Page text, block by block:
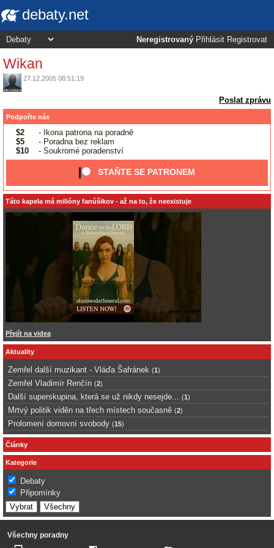
debaty.net
Neregistrovaný Přihlásit Registrovat
Wikan
27.12.2005 08:51:19
Poslat zprávu
Podpořte nás
$2
- Ikona patrona na poradně
$5
- Poradna bez reklam
$10
- Soukromé poradenství
STAŇTE SE PATRONEM
Táto kapela má milióny fanúšikov - až na to, že neexistuje
Přejít na videa
Aktuality
Zemřel další muzikant - Vláďa Šafránek (1)
Zemřel Vladimír Renčín (2)
Další superskupina, která se už nikdy nesejde... (1)
Mrtvý politik viděn na třech místech současně (2)
Prolomení domovní svobody (15)
Články
Kategorie
Debaty
Připomínky
Všechny poradny